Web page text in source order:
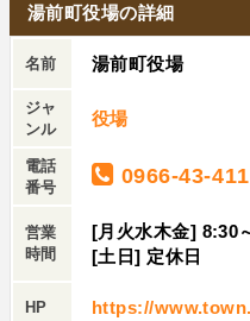
湯前町役場の詳細
名前 湯前町役場
ジャ
ンル
役場
電話
番号
0966-43-
営業
時間
[月火水木金] 8:30
[土日] 定休日
HP https://